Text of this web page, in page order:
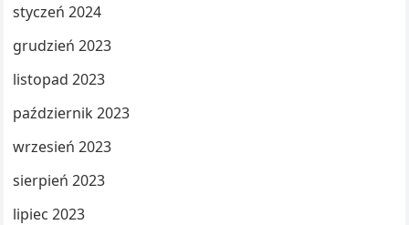
styczeń 2024
grudzień 2023
listopad 2023
październik 2023
wrzesień 2023
sierpień 2023
lipiec 2023